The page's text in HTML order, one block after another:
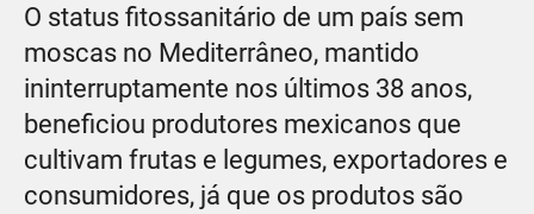
O status fitossanitário de um país sem
moscas no Mediterrâneo, mantido
ininterruptamente nos últimos 38 anos,
beneficiou produtores mexicanos que
cultivam frutas e legumes, exportadores e
consumidores, já que os produtos são